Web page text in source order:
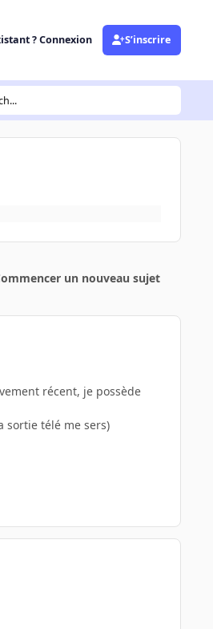
? Connexion S’inscrire
un nouveau sujet
récent, je possède
sortie télé me sers)